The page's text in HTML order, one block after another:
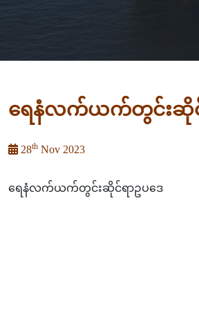
ရေနံလက်ယက်တွင်းဆိုင်
28th Nov 2023
ရေနံလက်ယက်တွင်းဆိုင်ရာဥပဒေ